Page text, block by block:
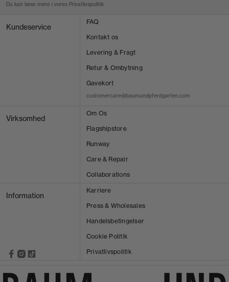
Du kan læse mere i vores Privatlivspolitik
Kundeservice
FAQ
Kontakt os
Levering & Fragt
Retur & Ombytning
Gavekort
customercare@baumundpferdgarten.com
Virksomhed
Om Os
Flagshipstore
Runway
Care & Repair
Collaborations
Information
Karriere
Press & Wholesales
Handelsbetingelser
Cookie Politik
Privatlivspolitik